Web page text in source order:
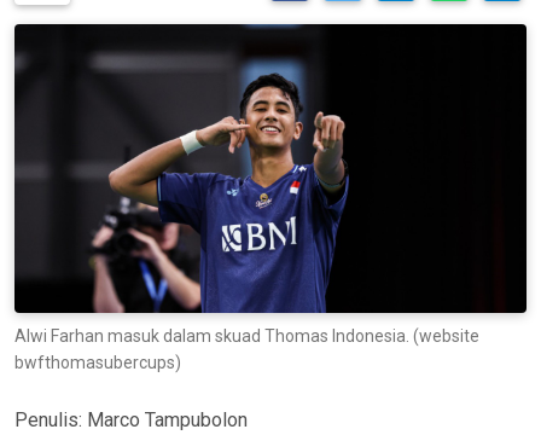
Alwi Farhan masuk dalam skuad Thomas Indonesia. (website
bwfthomasubercups)
Penulis: Marco Tampubolon